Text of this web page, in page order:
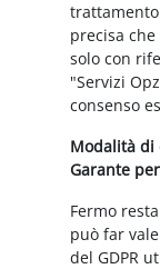
trattamento
precisa
solo con
"Servizi
consenso
Modalità di
Garante
Fermo
può far
del GDPR